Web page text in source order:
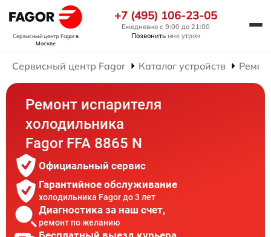
Сервисный центр Fagorв
Москве
+7 (495) 106-23-05
Ежедневно с 9:00 до 21:00
Позвонить мне утром
Сервисный центр Fagor Каталог устройств
Ремонт испарителя
холодильника
Fagor FFA 8865 N
Официальный сервис
Гарантийное обслуживание
холодильника Fagor до 3 лет
Диагностика за наш счет,
ремонт по желанию